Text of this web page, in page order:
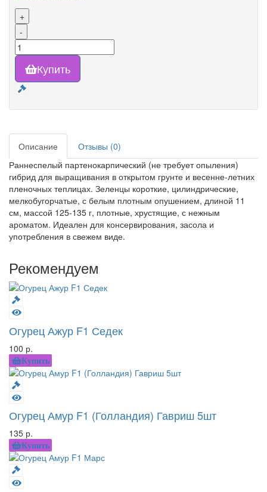
+
-
Купить
Описание
Отзывы (0)
Раннеспелый партенокарпический (не требует опыления)
гибрид для выращивания в открытом грунте и весенне-летних
пленочных теплицах. Зеленцы короткие, цилиндрические,
мелкобугорчатые, с белым плотным опушением, длиной 11
см, массой 125-135 г, плотные, хрустящие, с нежным
ароматом. Идеален для консервирования, засола и
употребления в свежем виде.
Рекомендуем
Огурец Ажур F1 Седек
100 р.
Купить
Огурец Амур F1 (Голландия) Гавриш 5шт
135 р.
Купить